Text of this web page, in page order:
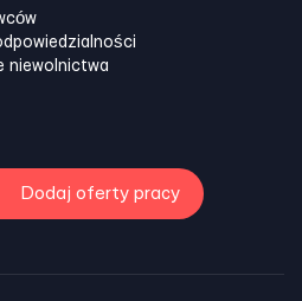
niewolnictwa
Dodaj oferty pracy